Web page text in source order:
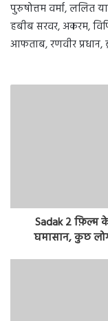
पुरुषोत्तम वर्मा, ललित
हबीब सरवर, अकरम,
आफताब, रणवीर
Sadak 2 फ़िल्म
घमासान, कुछ